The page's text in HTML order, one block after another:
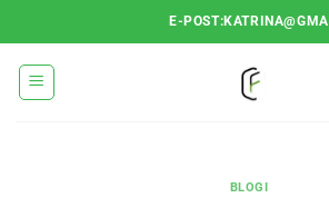
to
content
E-POST:KATRINA@GMA
BLOGI